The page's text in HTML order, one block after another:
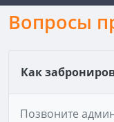
Вопросы
Как
Позвоните